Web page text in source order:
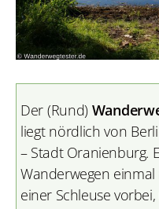
Der (Rund)
liegt nördlich von
– Stadt Oranienburg.
Wanderwegen
einer Schleuse